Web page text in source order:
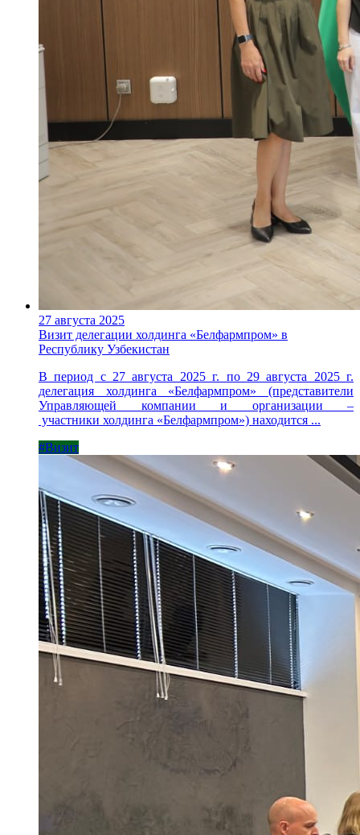
27 августа 2025
Визит делегации холдинга «Белфармпром» в
Республику Узбекистан
В период с 27 августа 2025 г. по 29 августа 2025 г.
делегация холдинга «Белфармпром» (представители
Управляющей компании и организации –
участники холдинга «Белфармпром») находится ...
#Визит